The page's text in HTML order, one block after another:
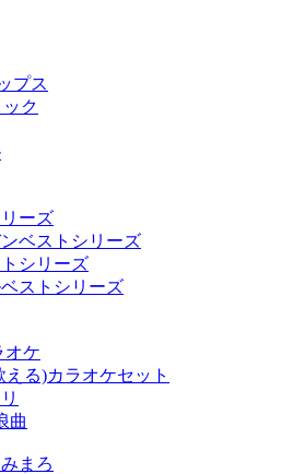
プス
ク
ーズ
ベストシリーズ
シリーズ
ベストシリーズ
オケ
える)カラオケセット
曲
まろ